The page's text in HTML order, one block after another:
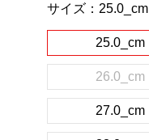
サイズ： 25.0_cm
25.0_cm
26.0_cm
27.0_cm